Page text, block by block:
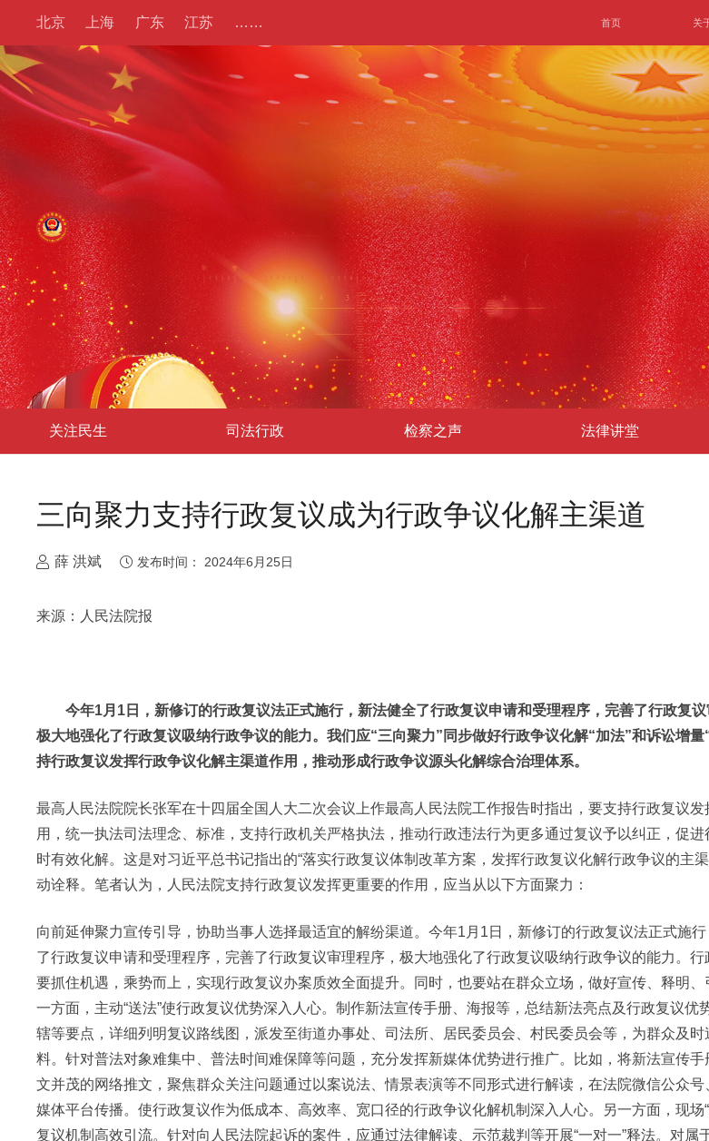
北京 上海 广东 江苏 …… 首页 关
关注民生 司法行政 检察之声 法律讲堂
三向聚力支持行政复议成为行政争议化解主渠道
薛 洪斌 发布时间： 2024年6月25日
来源：人民法院报
今年1月1日，新修订的行政复议法正式施行，新法健全了行政复议申请和受理程序，完善了行政复议
极大地强化了行政复议吸纳行政争议的能力。我们应“三向聚力”同步做好行政争议化解“加法”和诉讼增量
持行政复议发挥行政争议化解主渠道作用，推动形成行政争议源头化解综合治理体系。
最高人民法院院长张军在十四届全国人大二次会议上作最高人民法院工作报告时指出，要支持行政复议发
用，统一执法司法理念、标准，支持行政机关严格执法，推动行政违法行为更多通过复议予以纠正，促进
时有效化解。这是对习近平总书记指出的“落实行政复议体制改革方案，发挥行政复议化解行政争议的主
动诠释。笔者认为，人民法院支持行政复议发挥更重要的作用，应当从以下方面聚力：
向前延伸聚力宣传引导，协助当事人选择最适宜的解纷渠道。今年1月1日，新修订的行政复议法正式施
了行政复议申请和受理程序，完善了行政复议审理程序，极大地强化了行政复议吸纳行政争议的能力。行
要抓住机遇，乘势而上，实现行政复议办案质效全面提升。同时，也要站在群众立场，做好宣传、释明、
一方面，主动“送法”使行政复议优势深入人心。制作新法宣传手册、海报等，总结新法亮点及行政复议优
辖等要点，详细列明复议路线图，派发至街道办事处、司法所、居民委员会、村民委员会等，为群众及时
料。针对普法对象难集中、普法时间难保障等问题，充分发挥新媒体优势进行推广。比如，将新法宣传手
文并茂的网络推文，聚焦群众关注问题通过以案说法、情景表演等不同形式进行解读，在法院微信公众号
媒体平台传播。使行政复议作为低成本、高效率、宽口径的行政争议化解机制深入人心。另一方面，现场
复议机制高效引流。针对向人民法院起诉的案件，应通过法律解读、示范裁判等开展“一对一”释法。对属